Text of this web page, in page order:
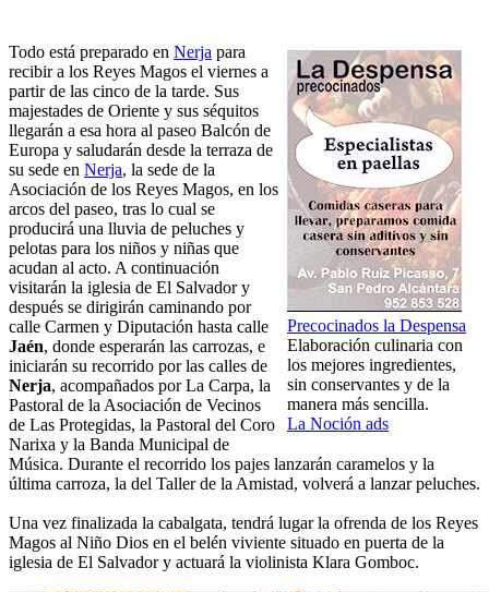
Precocinados la Despensa
Elaboración culinaria con
los mejores ingredientes,
sin conservantes y de la
manera más sencilla.
La Noción ads
Todo está preparado en Nerja para
recibir a los Reyes Magos el viernes a
partir de las cinco de la tarde. Sus
majestades de Oriente y sus séquitos
llegarán a esa hora al paseo Balcón de
Europa y saludarán desde la terraza de
su sede en Nerja, la sede de la
Asociación de los Reyes Magos, en los
arcos del paseo, tras lo cual se
producirá una lluvia de peluches y
pelotas para los niños y niñas que
acudan al acto. A continuación
visitarán la iglesia de El Salvador y
después se dirigirán caminando por
calle Carmen y Diputación hasta calle
Jaén, donde esperarán las carrozas, e
iniciarán su recorrido por las calles de
Nerja, acompañados por La Carpa, la
Pastoral de la Asociación de Vecinos
de Las Protegidas, la Pastoral del Coro
Narixa y la Banda Municipal de
Música. Durante el recorrido los pajes lanzarán caramelos y la
última carroza, la del Taller de la Amistad, volverá a lanzar peluches.
Una vez finalizada la cabalgata, tendrá lugar la ofrenda de los Reyes
Magos al Niño Dios en el belén viviente situado en puerta de la
iglesia de El Salvador y actuará la violinista Klara Gomboc.